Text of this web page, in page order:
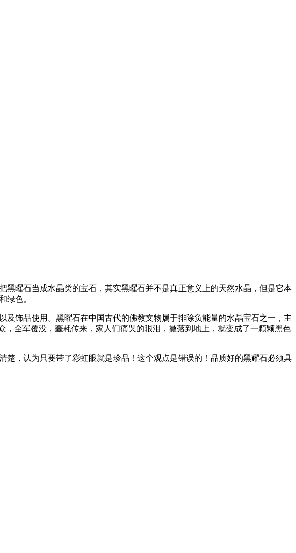
曜石当成水晶类的宝石，其实黑曜石并不是真正意义上的天然水晶，但是它本
绿色。
饰品使用。黑曜石在中国古代的佛教文物属于排除负能量的水晶宝石之一，主
全军覆没，噩耗传来，家人们痛哭的眼泪，撒落到地上，就变成了一颗颗黑色
，认为只要带了彩虹眼就是珍品！这个观点是错误的！品质好的黑耀石必须具